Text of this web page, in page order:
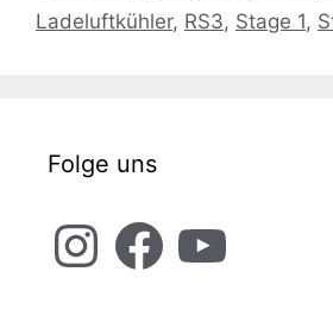
Ladeluftkühler, RS3, Stage 1,
Folge uns
InstagramFacebookYouTube